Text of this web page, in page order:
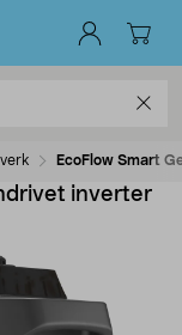
EcoFlow Smart
inverter